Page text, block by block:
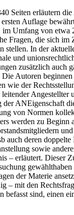
Seiten erläutern
Auflage
im Umfang von etwa
Fragen, die sich im
stellen. In der
und
zusätzlich auch
Autoren
wie der
Angestellter
ANEigenschaft
von Normen
werden zu Beginn
auch deren doppelte
sowie
– erläutert. Dieser
gewählt
der Materie
– mit den
befasst sind, einen